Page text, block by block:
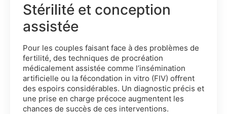
Stérilité et conception
assistée
Pour les couples faisant face à des problèmes de
fertilité, des techniques de procréation
médicalement assistée comme l’insémination
artificielle ou la fécondation in vitro (FIV) offrent
des espoirs considérables. Un diagnostic précis et
une prise en charge précoce augmentent les
chances de succès de ces interventions.